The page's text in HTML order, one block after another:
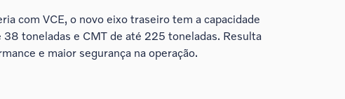
com VCE, o novo eixo traseiro tem a capacidade
38 toneladas e CMT de até 225 toneladas. Resulta
e maior segurança na operação.